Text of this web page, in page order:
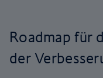
Roadmap für
der